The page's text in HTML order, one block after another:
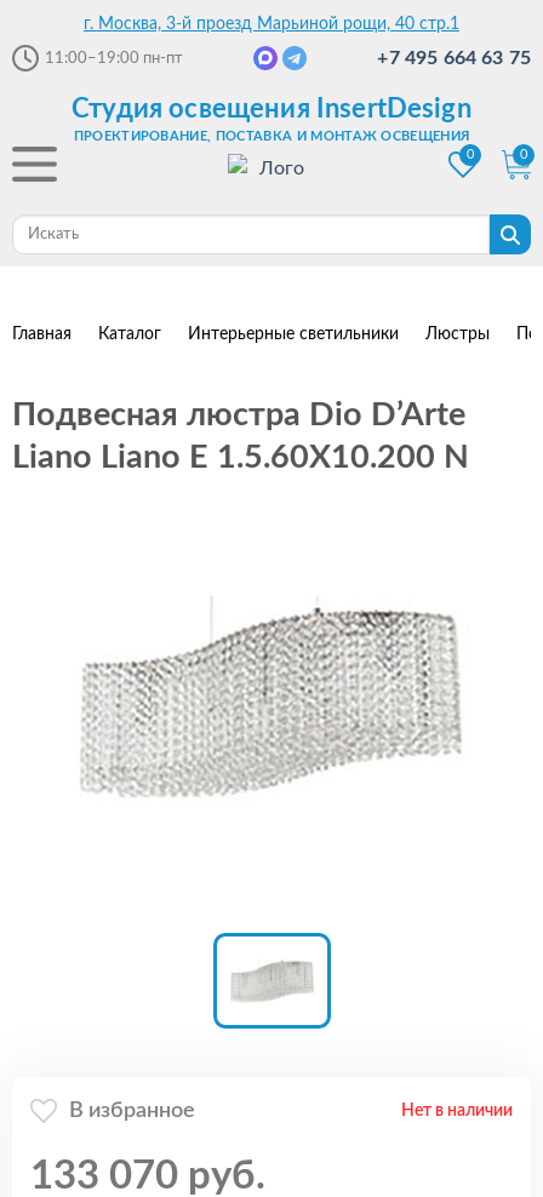
г. Москва, 3-й проезд Марьиной рощи, 40 стр.1
11:00–19:00 пн-пт +7 495 664 63 75
Студия освещения InsertDesign
ПРОЕКТИРОВАНИЕ, ПОСТАВКА И МОНТАЖ ОСВЕЩЕНИЯ
0
0
Главная Каталог Интерьерные светильники Люстры
Подвесная люстра Dio D’Arte
Liano Liano E 1.5.60X10.200 N
В избранное Нет в наличии
133 070 руб.